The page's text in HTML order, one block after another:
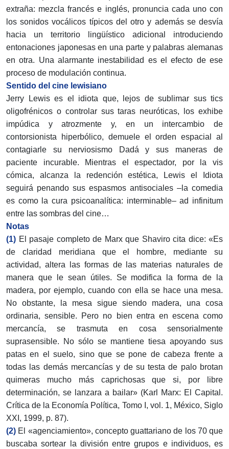
extraña: mezcla francés e inglés, pronuncia cada uno con
los sonidos vocálicos típicos del otro y además se desvía
hacia un territorio lingüístico adicional introduciendo
entonaciones japonesas en una parte y palabras alemanas
en otra. Una alarmante inestabilidad es el efecto de ese
proceso de modulación continua.
Sentido del cine lewisiano
Jerry Lewis es el idiota que, lejos de sublimar sus tics
oligofrénicos o controlar sus taras neuróticas, los exhibe
impúdica y atrozmente y, en un intercambio de
contorsionista hiperbólico, demuele el orden espacial al
contagiarle su nerviosismo Dadá y sus maneras de
paciente incurable. Mientras el espectador, por la vis
cómica, alcanza la redención estética, Lewis el Idiota
seguirá penando sus espasmos antisociales –la comedia
es como la cura psicoanalítica: interminable– ad infinitum
entre las sombras del cine…
Notas
(1) El pasaje completo de Marx que Shaviro cita dice: «Es
de claridad meridiana que el hombre, mediante su
actividad, altera las formas de las materias naturales de
manera que le sean útiles. Se modifica la forma de la
madera, por ejemplo, cuando con ella se hace una mesa.
No obstante, la mesa sigue siendo madera, una cosa
ordinaria, sensible. Pero no bien entra en escena como
mercancía, se trasmuta en cosa sensorialmente
suprasensible. No sólo se mantiene tiesa apoyando sus
patas en el suelo, sino que se pone de cabeza frente a
todas las demás mercancías y de su testa de palo brotan
quimeras mucho más caprichosas que si, por libre
determinación, se lanzara a bailar» (Karl Marx: El Capital.
Crítica de la Economía Política, Tomo I, vol. 1, México, Siglo
XXI, 1999, p. 87).
(2) El «agenciamiento», concepto guattariano de los 70 que
buscaba sortear la división entre grupos e individuos, es